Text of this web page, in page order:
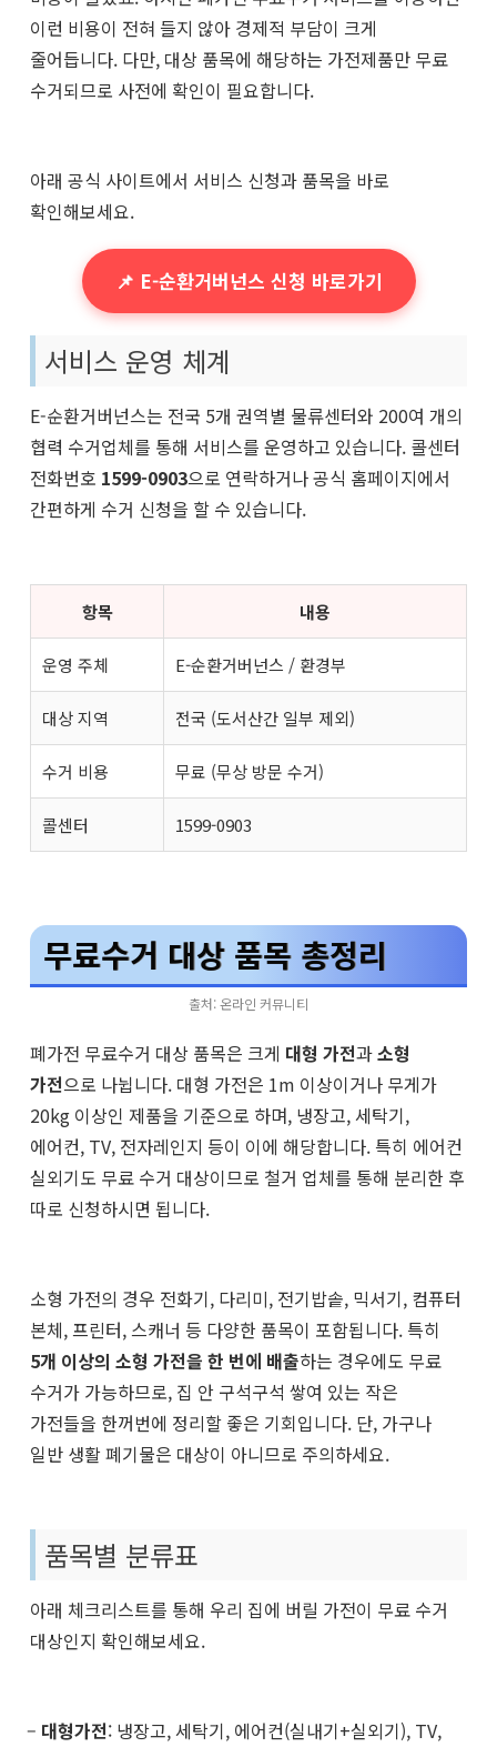
이런 비용이 전혀 들지 않아 경제적 부담이 크게
줄어듭니다. 다만, 대상 품목에 해당하는 가전제품만 무료
수거되므로 사전에 확인이 필요합니다.
아래 공식 사이트에서 서비스 신청과 품목을 바로
확인해보세요.
📌 E-순환거버넌스 신청 바로가기
서비스 운영 체계
E-순환거버넌스는 전국 5개 권역별 물류센터와 200여 개의
협력 수거업체를 통해 서비스를 운영하고 있습니다. 콜센터
전화번호 1599-0903으로 연락하거나 공식 홈페이지에서
간편하게 수거 신청을 할 수 있습니다.
항목 내용
운영 주체 E-순환거버넌스 / 환경부
대상 지역 전국 (도서산간 일부 제외)
수거 비용 무료 (무상 방문 수거)
콜센터 1599-0903
무료수거 대상 품목 총정리
출처: 온라인 커뮤니티
폐가전 무료수거 대상 품목은 크게 대형 가전과소형
가전으로 나뉩니다. 대형 가전은 1m 이상이거나 무게가
20kg 이상인 제품을 기준으로 하며, 냉장고, 세탁기,
에어컨, TV, 전자레인지 등이 이에 해당합니다. 특히 에어컨
실외기도 무료 수거 대상이므로 철거 업체를 통해 분리한 후
따로 신청하시면 됩니다.
소형 가전의 경우 전화기, 다리미, 전기밥솥, 믹서기, 컴퓨터
본체, 프린터, 스캐너 등 다양한 품목이 포함됩니다. 특히
5개 이상의 소형 가전을 한 번에 배출하는 경우에도 무료
수거가 가능하므로, 집 안 구석구석 쌓여 있는 작은
가전들을 한꺼번에 정리할 좋은 기회입니다. 단, 가구나
일반 생활 폐기물은 대상이 아니므로 주의하세요.
품목별 분류표
아래 체크리스트를 통해 우리 집에 버릴 가전이 무료 수거
대상인지 확인해보세요.
– 대형가전: 냉장고, 세탁기, 에어컨(실내기+실외기), TV,